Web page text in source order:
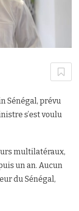
Sénégal, prévu
s’est voulu
multilatéraux,
un an. Aucun
du Sénégal,